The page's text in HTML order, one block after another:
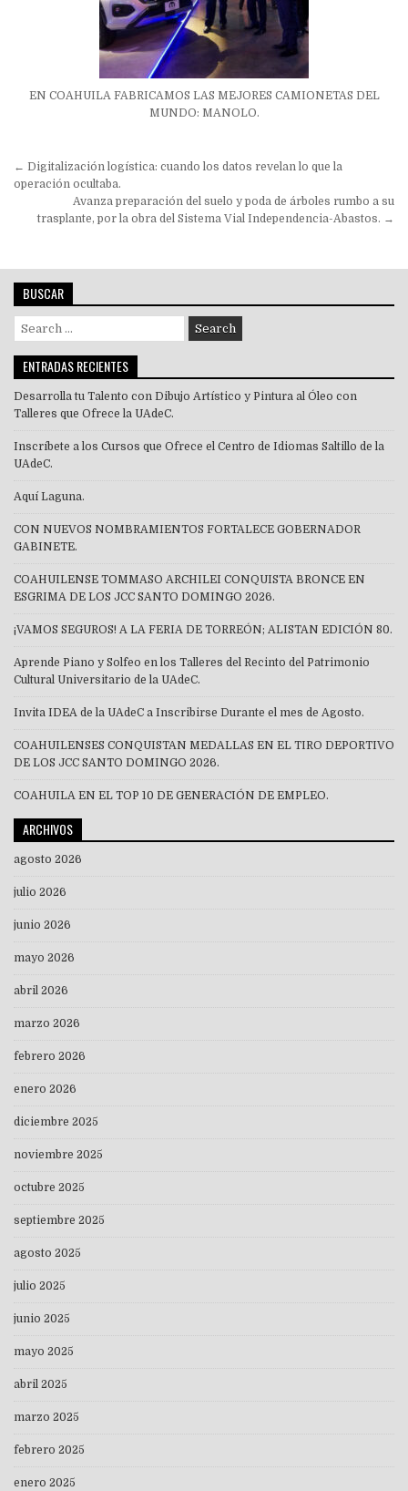
EN COAHUILA FABRICAMOS LAS MEJORES CAMIONETAS DEL
MUNDO: MANOLO.
Navegación
de
entradas
← Digitalización logística: cuando los datos revelan lo que la
operación ocultaba.
Avanza preparación del suelo y poda de árboles rumbo a su
trasplante, por la obra del Sistema Vial Independencia-Abastos. →
BUSCAR
Search
for:
ENTRADAS RECIENTES
Desarrolla tu Talento con Dibujo Artístico y Pintura al Óleo con
Talleres que Ofrece la UAdeC.
Inscríbete a los Cursos que Ofrece el Centro de Idiomas Saltillo de la
UAdeC.
Aquí Laguna.
CON NUEVOS NOMBRAMIENTOS FORTALECE GOBERNADOR
GABINETE.
COAHUILENSE TOMMASO ARCHILEI CONQUISTA BRONCE EN
ESGRIMA DE LOS JCC SANTO DOMINGO 2026.
¡VAMOS SEGUROS! A LA FERIA DE TORREÓN; ALISTAN EDICIÓN 80.
Aprende Piano y Solfeo en los Talleres del Recinto del Patrimonio
Cultural Universitario de la UAdeC.
Invita IDEA de la UAdeC a Inscribirse Durante el mes de Agosto.
COAHUILENSES CONQUISTAN MEDALLAS EN EL TIRO DEPORTIVO
DE LOS JCC SANTO DOMINGO 2026.
COAHUILA EN EL TOP 10 DE GENERACIÓN DE EMPLEO.
ARCHIVOS
agosto 2026
julio 2026
junio 2026
mayo 2026
abril 2026
marzo 2026
febrero 2026
enero 2026
diciembre 2025
noviembre 2025
octubre 2025
septiembre 2025
agosto 2025
julio 2025
junio 2025
mayo 2025
abril 2025
marzo 2025
febrero 2025
enero 2025